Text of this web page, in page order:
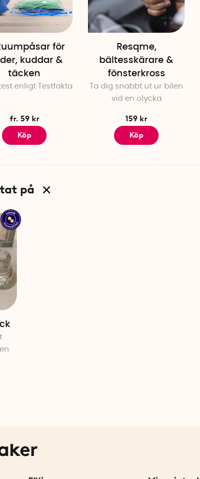
för
kuddar &
täcken
enligt Testfakta
fr. 59 kr
Köp
Resqme,
bältesskärare &
fönsterkross
Ta dig snabbt ut ur bilen
vid en olycka
159 kr
Köp
på